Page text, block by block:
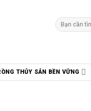
Tìm
kiếm:
THỦY SẢN BỀN VỮNG